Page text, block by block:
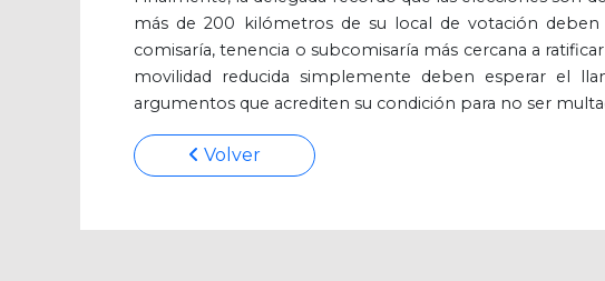
más de 200 kilómetros de su local de votación
comisaría, tenencia o subcomisaría más cercana a
movilidad reducida simplemente deben esperar el
argumentos que acrediten su condición para no ser
Volver